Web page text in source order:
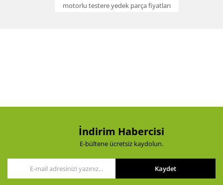
Ürün fiyatı diğer sitelerden daha pahalı.
motorlu testere yedek parça fiyatları
İndirim Habercisi
E-bültene ücretsiz kaydolun.
Kaydet